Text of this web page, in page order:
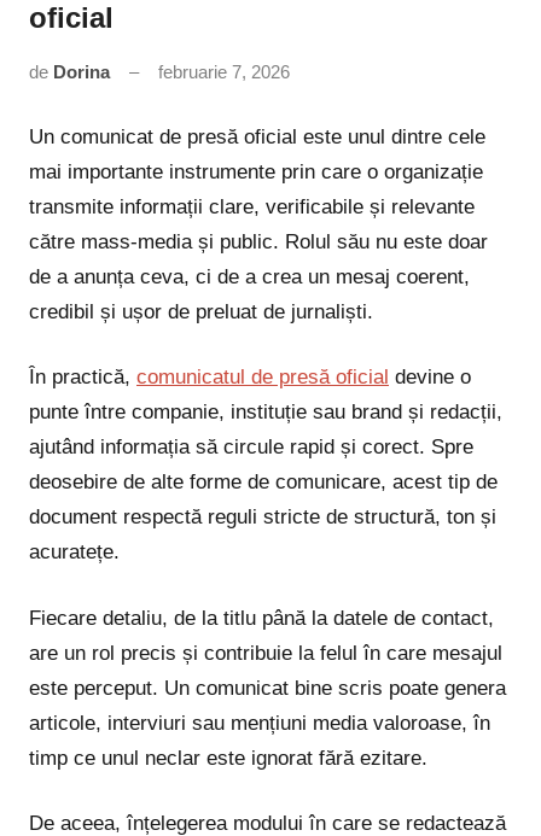
oficial
de Dorina februarie 7, 2026
Un comunicat de presă oficial este unul dintre cele
mai importante instrumente prin care o organizație
transmite informații clare, verificabile și relevante
către mass-media și public. Rolul său nu este doar
de a anunța ceva, ci de a crea un mesaj coerent,
credibil și ușor de preluat de jurnaliști.
În practică, comunicatul de presă oficial devine o
punte între companie, instituție sau brand și redacții,
ajutând informația să circule rapid și corect. Spre
deosebire de alte forme de comunicare, acest tip de
document respectă reguli stricte de structură, ton și
acuratețe.
Fiecare detaliu, de la titlu până la datele de contact,
are un rol precis și contribuie la felul în care mesajul
este perceput. Un comunicat bine scris poate genera
articole, interviuri sau mențiuni media valoroase, în
timp ce unul neclar este ignorat fără ezitare.
De aceea, înțelegerea modului în care se redactează